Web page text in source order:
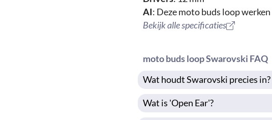
AI: Deze moto buds loop
Bekijk alle specificaties
moto buds loop Swarovski FAQ
Wat houdt Swarovski precies in?
Wat is 'Open Ear'?